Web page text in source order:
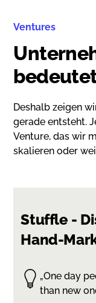
Ventures
Deshalb zeigen
gerade entsteht.
Venture, das wir
skalieren oder
Stuffle -
Hand-
„One day
than new